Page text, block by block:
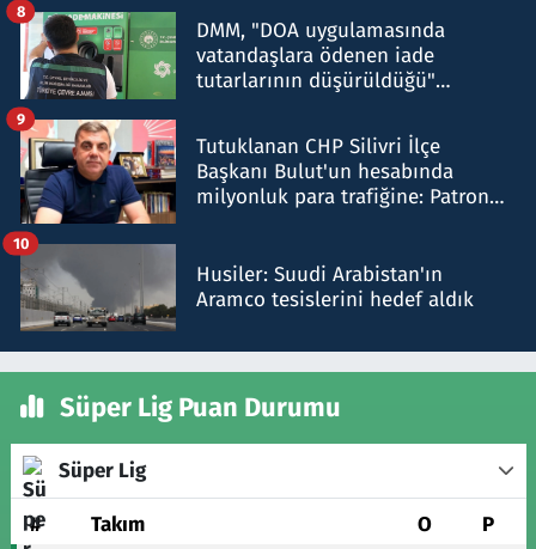
DMM, "DOA uygulamasında
vatandaşlara ödenen iade
tutarlarının düşürüldüğü"
8
Tutuklanan CHP Silivri İlçe
Başkanı Bulut'un hesabında
milyonluk para trafiğine: Patron
9
Husiler: Suudi Arabistan'ın
Aramco tesislerini hedef aldık
10
Süper Lig Puan Durumu
Süper Lig
# Takım O P